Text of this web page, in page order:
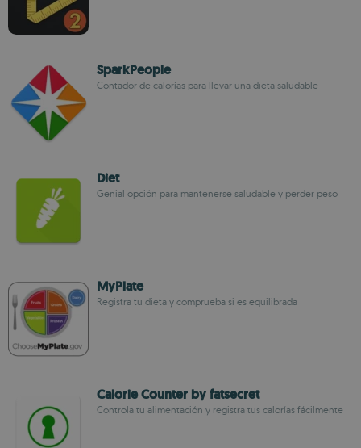
SparkPeople
Contador de calorías para llevar una dieta saludable
Diet
Genial opción para mantenerse saludable y perder peso
MyPlate
Registra tu dieta y comprueba si es equilibrada
Calorie Counter by fatsecret
Controla tu alimentación y registra tus calorías fácilmente